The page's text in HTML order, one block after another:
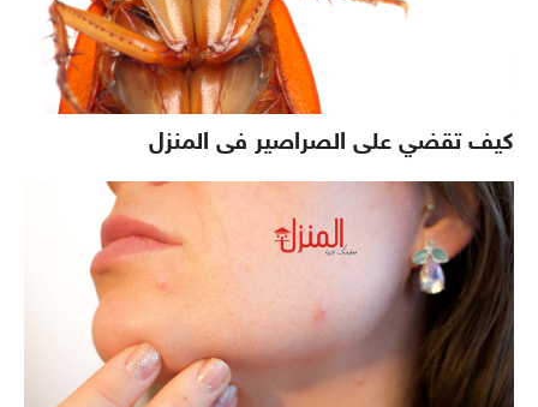
كيف تقضي على الصراصير فى المنزل